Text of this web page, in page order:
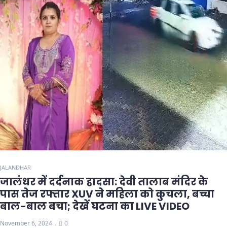
JALANDHAR
जालंधर में दर्दनाक हादसा: देवी तालाब मंदिर के
पास तेज रफ्तार XUV ने महिला को कुचला, बच्चा
बाल-बाल बचा; देखें घटना का LIVE VIDEO
November 6, 2024 0